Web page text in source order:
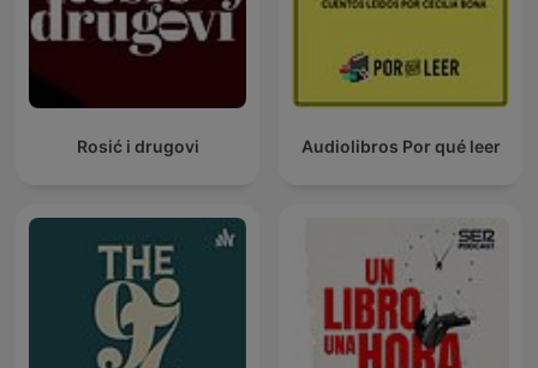
Rosić i drugovi Audiolibros Por qué leer